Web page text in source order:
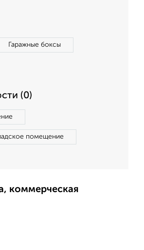
Гаражные боксы
(0)
помещение
коммерческая